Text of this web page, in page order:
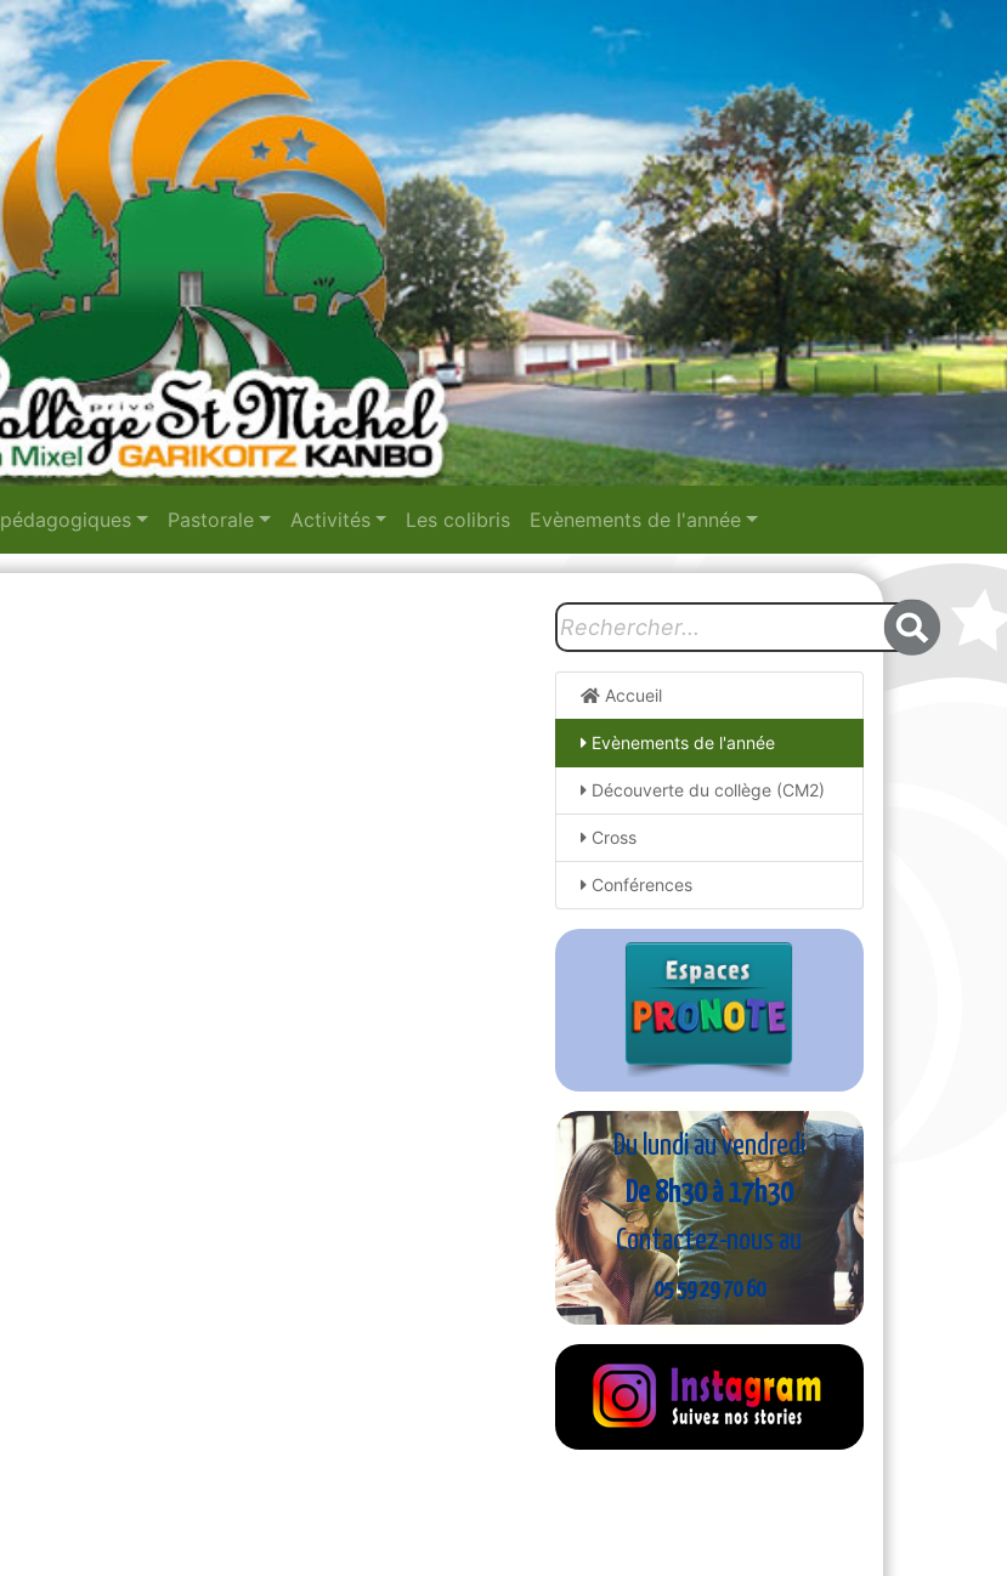
Pastorale Activités Les colibris Evènements de l'année
Accueil
Evènements de l'année
Découverte du collège (CM2)
Cross
Conférences
Du lundi au vendredi
De 8h30 à 17h30
Contactez-nous au
05 59 29 70 60